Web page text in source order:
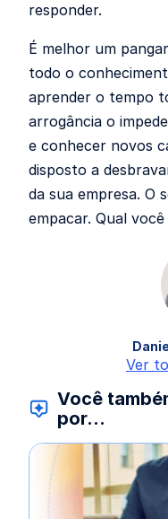
responder.
É melhor um
todo o
aprender o tempo
arrogância o
e conhecer novos
disposto a
da sua empresa. O
empacar. Qual
Ver
Você
por...